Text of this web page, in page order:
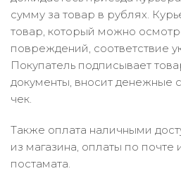
сумму за товар в рублях.
товар, который можно
повреждений, соответствие
Покупатель подписывает
документы, вносит денежные
чек.
Также оплата наличными
из магазина, оплаты по почте
постамата.